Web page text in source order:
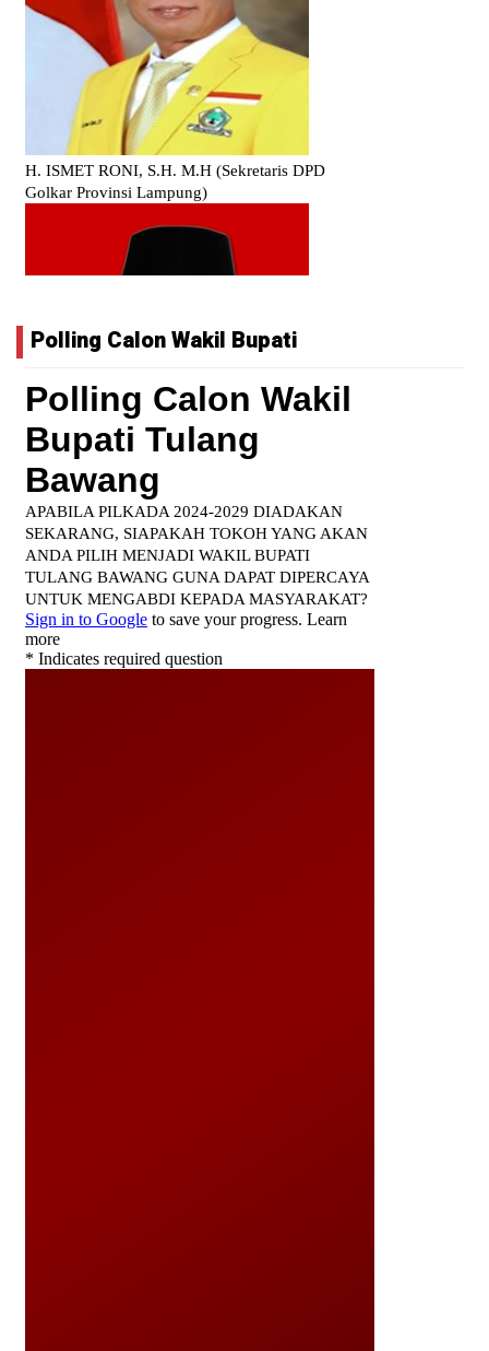
Polling Calon Wakil Bupati